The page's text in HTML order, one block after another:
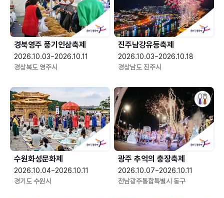
경북영주 풍기인삼축제
2026.10.03~2026.10.11
경상북도 영주시
진주남강유등축제
2026.10.03~2026.10.18
경상남도 진주시
수원화성문화제
2026.10.04~2026.10.11
경기도 수원시
광주 추억의 충장축제
2026.10.07~2026.10.11
전남광주통합특별시 동구